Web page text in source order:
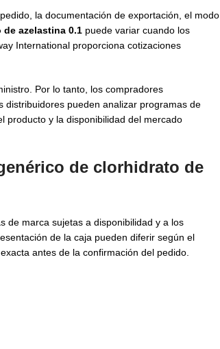
la documentación de exportación, el modo
azelastina 0.1 puede variar cuando los
International proporciona cotizaciones
Por lo tanto, los compradores
distribuidores pueden analizar programas de
producto y la disponibilidad del mercado
de clorhidrato de
de marca sujetas a disponibilidad y a los
de la caja pueden diferir según el
antes de la confirmación del pedido.